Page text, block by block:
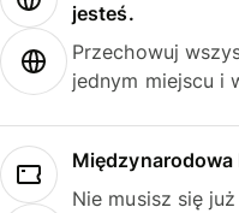
jesteś.
Przechowuj
jednym miejscu i
Nie musisz się